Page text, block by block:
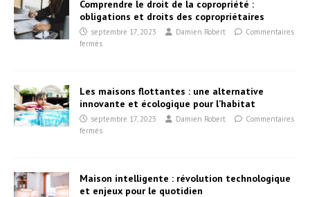
Comprendre le droit de la copropriété :
obligations et droits des copropriétaires
septembre 17, 2023 Damien Robert
Commentaires
fermés
Les maisons flottantes : une alternative
innovante et écologique pour l’habitat
septembre 17, 2023 Damien Robert
Commentaires
fermés
Maison intelligente : révolution technologique
et enjeux pour le quotidien